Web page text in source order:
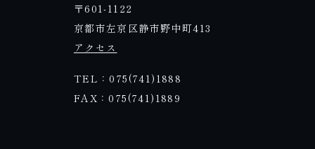
〒601-1122
京都市左京区静市野中町413
アクセス
TEL：075(741)1888
FAX：075(741)1889